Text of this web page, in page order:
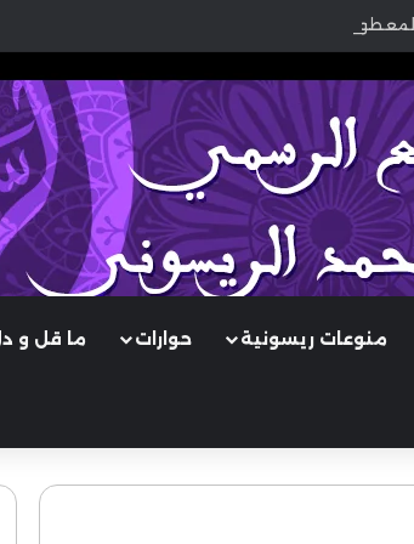
منوعات ريسونية حوارات ما قل و